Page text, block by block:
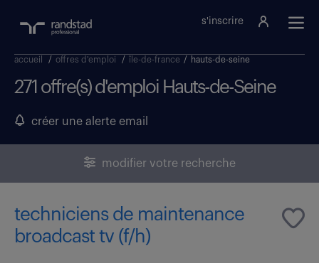
s'inscrire
accueil / offres d'emploi / île-de-france / hauts-de-seine
271 offre(s) d'emploi Hauts-de-Seine
créer une alerte email
modifier votre recherche
techniciens de maintenance
broadcast tv (f/h)